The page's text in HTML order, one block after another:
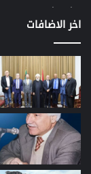
إقتصاد
إعمار
بيئة
دراسة
طاقة
مصارف
معادن
اخر الاضافات